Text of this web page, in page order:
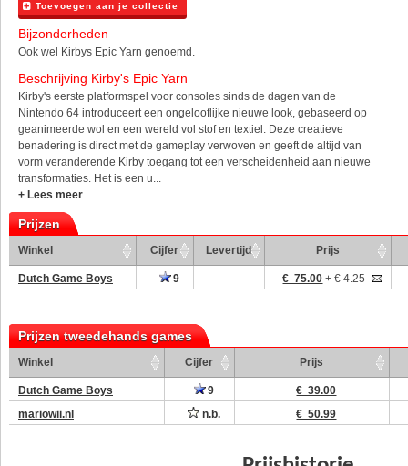
Toevoegen aan je collectie
Bijzonderheden
Ook wel Kirbys Epic Yarn genoemd.
Beschrijving Kirby's Epic Yarn
Kirby's eerste platformspel voor consoles sinds de dagen van de
Nintendo 64 introduceert een ongelooflijke nieuwe look, gebaseerd op
geanimeerde wol en een wereld vol stof en textiel. Deze creatieve
benadering is direct met de gameplay verwoven en geeft de altijd van
vorm veranderende Kirby toegang tot een verscheidenheid aan nieuwe
transformaties. Het is een u...
+ Lees meer
Prijzen
Winkel Cijfer Levertijd Prijs
Dutch Game Boys 9 € 75.00 + € 4.25
Prijzen tweedehands games
Winkel Cijfer Prijs
Dutch Game Boys 9
€ 39.00
mariowii.nl
n.b. € 50.99